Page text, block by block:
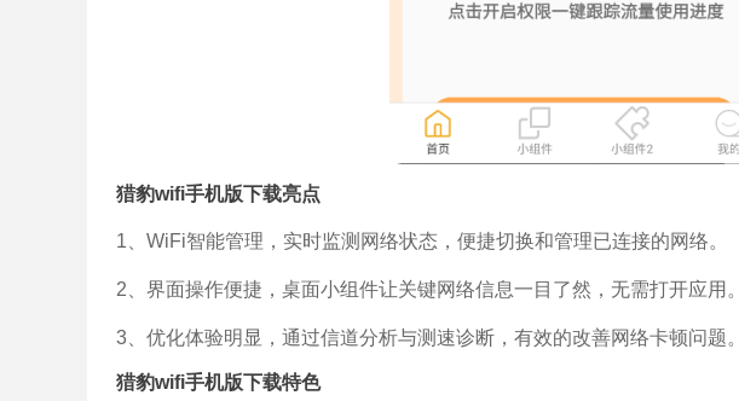
猎豹wifi手机版下载亮点
1、WiFi智能管理，实时监测网络状态，便捷切换和管理已连接的网络。
2、界面操作便捷，桌面小组件让关键网络信息一目了然，无需打开应用。
3、优化体验明显，通过信道分析与测速诊断，有效的改善网络卡顿问题。
猎豹wifi手机版下载特色